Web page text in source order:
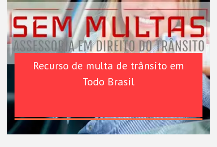
Recurso de multa de trânsito em
Todo Brasil